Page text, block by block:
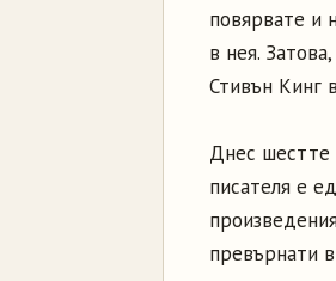
повярвате и
в нея.
Стивън Кинг
Днес шестте
писателя е
превърнати